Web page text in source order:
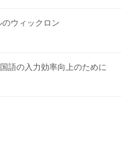
ウィックロン
語の入力効率向上のために